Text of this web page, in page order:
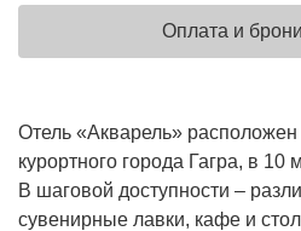
Оплата и
Отель «Акварель» расположен
курортного города Гагра, в 10
В шаговой доступности –
сувенирные лавки, кафе и